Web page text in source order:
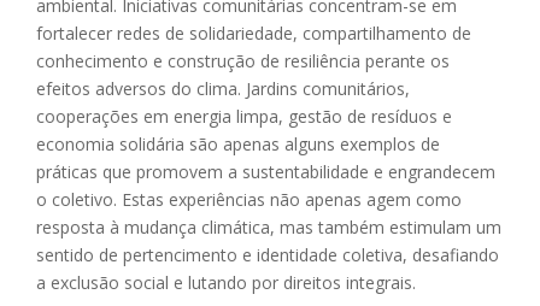
ambiental. Iniciativas comunitárias concentram-se em
fortalecer redes de solidariedade, compartilhamento de
conhecimento e construção de resiliência perante os
efeitos adversos do clima. Jardins comunitários,
cooperações em energia limpa, gestão de resíduos e
economia solidária são apenas alguns exemplos de
práticas que promovem a sustentabilidade e engrandecem
o coletivo. Estas experiências não apenas agem como
resposta à mudança climática, mas também estimulam um
sentido de pertencimento e identidade coletiva, desafiando
a exclusão social e lutando por direitos integrais.